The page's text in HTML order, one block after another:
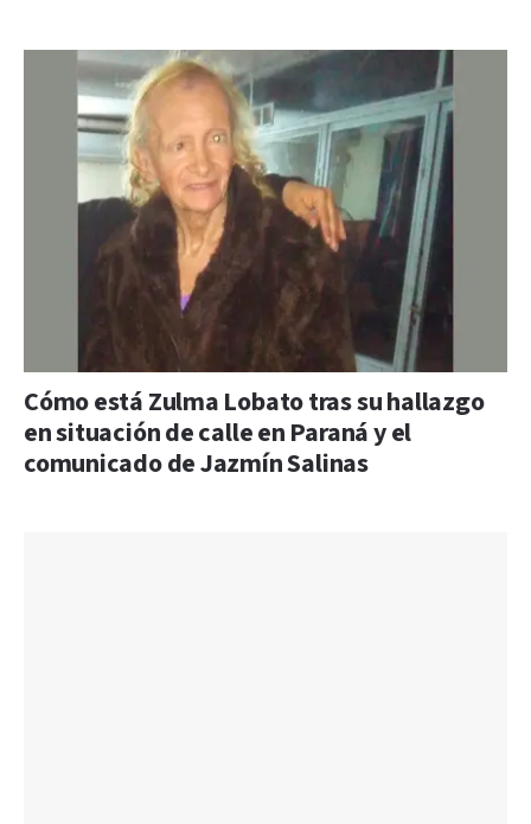
Cómo está Zulma Lobato tras su hallazgo
en situación de calle en Paraná y el
comunicado de Jazmín Salinas